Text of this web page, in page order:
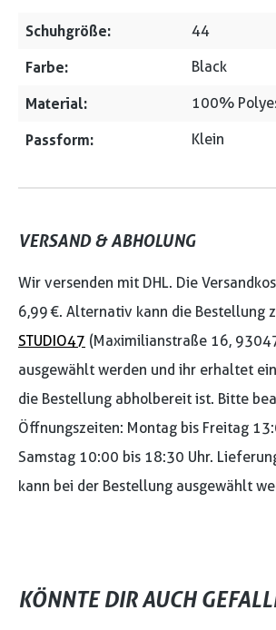
Schuhgröße: 44
Farbe: Black
Material: 100%
Passform: Klein
VERSAND & ABHOLUNG
Wir versenden mit DHL. Die
6,99 €. Alternativ kann die Bestellung
STUDIO47 (Maximilianstraße 16,
ausgewählt werden und ihr erhaltet
die Bestellung abholbereit ist. Bitte
Öffnungszeiten: Montag bis Freitag
Samstag 10:00 bis 18:30 Uhr.
kann bei der Bestellung ausgewählt
KÖNNTE DIR AUCH